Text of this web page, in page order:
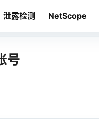
泄露检测 NetScope
号